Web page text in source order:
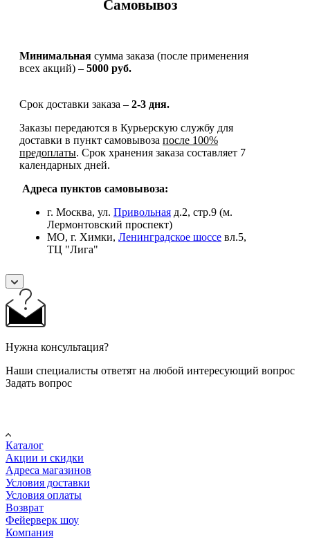
Самовывоз
Минимальная сумма заказа (после применения
всех акций) – 5000 руб.
Срок доставки заказа – 2-3 дня.
Заказы передаются в Курьерскую службу для
доставки в пункт самовывоза после 100%
предоплаты. Срок хранения заказа составляет 7
календарных дней.
Адреса пунктов самовывоза:
г. Москва, ул. Привольная д.2, стр.9 (м.
Лермонтовский проспект)
МО, г. Химки, Ленинградское шоссе вл.5,
ТЦ "Лига"
Нужна консультация?
Наши специалисты ответят на любой интересующий вопрос
Задать вопрос
Каталог
Акции и скидки
Адреса магазинов
Условия доставки
Условия оплаты
Возврат
Фейерверк шоу
Компания